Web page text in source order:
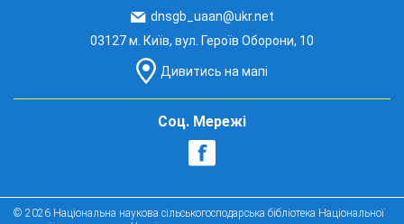
dnsgb_uaan@ukr.net
03127 м. Київ, вул. Героїв Оборони, 10
Дивитись на мапі
Соц. Мережі
© 2026 Національна наукова сільськогосподарська бібліотека Національної